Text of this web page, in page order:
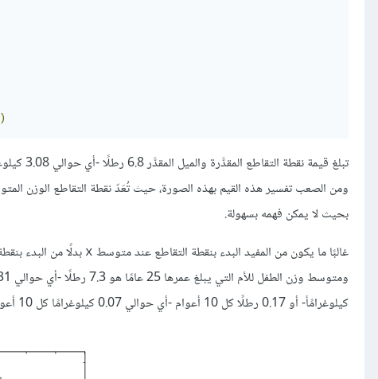
)
بحيث لا يمكن فهمه بسهولة.
غالبًا ما يكون من المفيد البدء بنقطة التقاطع عند متوسط x
كيلوغرامًأ- أو 0.17 رطلًا كل 10 أعوام -أي حوالي 0.07 كيلوغرامًا كل 10 أعوام-.